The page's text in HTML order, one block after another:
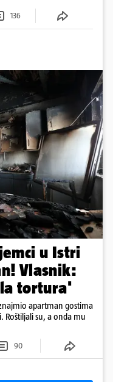
136
u Istri
Vlasnik:
tortura'
apartman gostima
Roštiljali su, a onda mu
90